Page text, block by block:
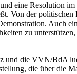
eine Resolution
Von der
Auch
zu
die VVN/BdA
die über die